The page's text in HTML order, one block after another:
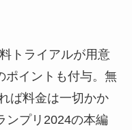
トライアルが用意
ポイントも付与。無
ば料金は一切かか
ンプリ2024の本編